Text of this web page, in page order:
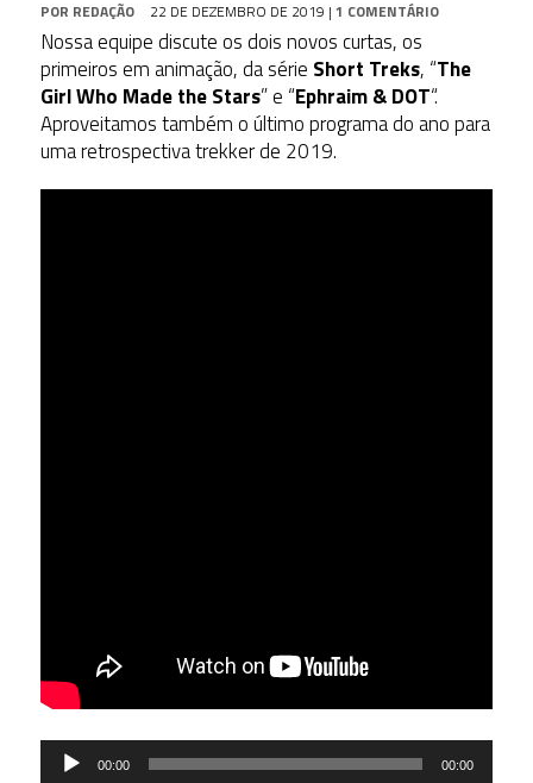
POR REDAÇÃO 22 DE DEZEMBRO DE 2019 | 1 COMENTÁRIO
Nossa equipe discute os dois novos curtas, os
primeiros em animação, da série Short Treks, “The
Girl Who Made the Stars” e “Ephraim & DOT“.
Aproveitamos também o último programa do ano para
uma retrospectiva trekker de 2019.
Tocador
00:00 00:00